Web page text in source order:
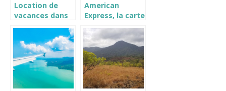
Location de
vacances dans
decouvrez un
territoire
d’exception
American
Express, la carte
vacances a
l’etranger